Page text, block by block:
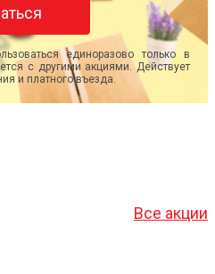
единоразово только в
с другими акциями. Действует
и платного въезда.
Все акции